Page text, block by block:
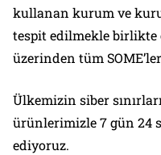
kullanan kurum ve
tespit edilmekle birlikte
üzerinden tüm
Ülkemizin siber
ürünlerimizle 7 gün 24
ediyoruz.